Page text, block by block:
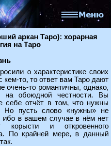
аркан Таро): хорарная
на Таро
о характеристике своих
кем-то, то ответ вам Таро дают
очень-то романтичны, однако,
на обоюдной честности. Вы
себе отчёт в том, что нужны
Но пусть слово «нужны» не
ибо в вашем случае в нём нет
корысти и откровенного
По крайней мере, в данный